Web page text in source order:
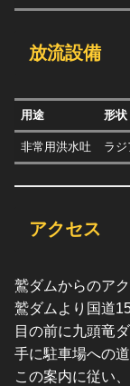
放流設備
用途 形状
非常用洪水吐 ラジ
アクセス
鷲ダムからのア
鷲ダムより国道
目の前に九頭竜
手に駐車場への
この案内に従い